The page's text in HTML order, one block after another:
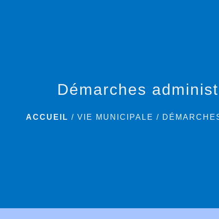
Démarches
ACCUEIL /VIE MUNICIPALE /